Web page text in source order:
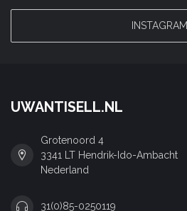
INSTAGRAM
UWANTISELL.NL
Grotenoord 4
3341 LT Hendrik-Ido-Ambacht
Nederland
31(0)85-0250119